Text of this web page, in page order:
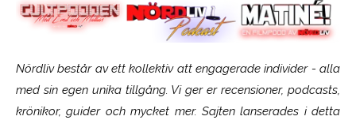
Nördliv består av ett kollektiv att engagerade individer - alla
med sin egen unika tillgång. Vi ger er recensioner, podcasts,
krönikor, guider och mycket mer. Sajten lanserades i detta